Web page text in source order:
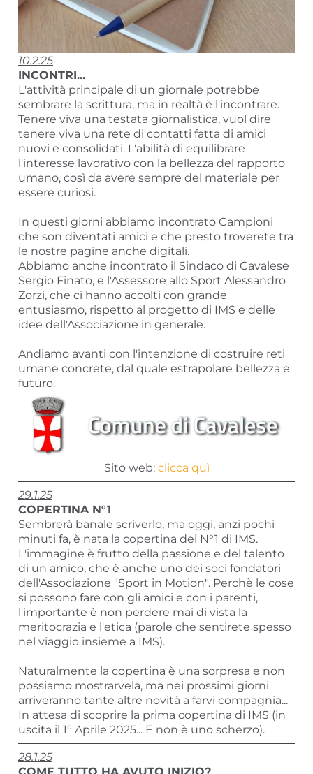
10.2.25
INCONTRI...
L'attività principale di un giornale potrebbe
sembrare la scrittura, ma in realtà è l'incontrare.
Tenere viva una testata giornalistica, vuol dire
tenere viva una rete di contatti fatta di amici
nuovi e consolidati. L'abilità di equilibrare
l'interesse lavorativo con la bellezza del rapporto
umano, così da avere sempre del materiale per
essere curiosi.
In questi giorni abbiamo incontrato Campioni
che son diventati amici e che presto troverete tra
le nostre pagine anche digitali.
Abbiamo anche incontrato il Sindaco di Cavalese
Sergio Finato, e l'Assessore allo Sport Alessandro
Zorzi, che ci hanno accolti con grande
entusiasmo, rispetto al progetto di IMS e delle
idee dell'Associazione in generale.
Andiamo avanti con l'intenzione di costruire reti
umane concrete, dal quale estrapolare bellezza e
futuro.
Sito web: clicca quì
29.1.25
COPERTINA N°1
Sembrerà banale scriverlo, ma oggi, anzi pochi
minuti fa, è nata la copertina del N°1 di IMS.
L'immagine è frutto della passione e del talento
di un amico, che è anche uno dei soci fondatori
dell'Associazione "Sport in Motion". Perchè le cose
si possono fare con gli amici e con i parenti,
l'importante è non perdere mai di vista la
meritocrazia e l'etica (parole che sentirete spesso
nel viaggio insieme a IMS).
Naturalmente la copertina è una sorpresa e non
possiamo mostrarvela, ma nei prossimi giorni
arriveranno tante altre novità a farvi compagnia...
In attesa di scoprire la prima copertina di IMS (in
uscita il 1° Aprile 2025... E non è uno scherzo).
28.1.25